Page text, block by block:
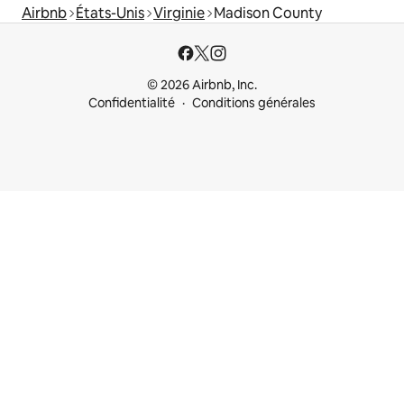
Airbnb États-Unis Virginie Madison County
© 2026 Airbnb, Inc.
Confidentialité
Conditions générales